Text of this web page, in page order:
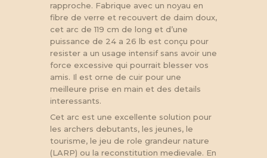
rapproche. Fabrique avec un noyau en
fibre de verre et recouvert de daim doux,
cet arc de 119 cm de long et d’une
puissance de 24 a 26 lb est conçu pour
resister a un usage intensif sans avoir une
force excessive qui pourrait blesser vos
amis. Il est orne de cuir pour une
meilleure prise en main et des details
interessants.
Cet arc est une excellente solution pour
les archers debutants, les jeunes, le
tourisme, le jeu de role grandeur nature
(LARP) ou la reconstitution medievale. En